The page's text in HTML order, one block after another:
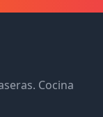
Cocina